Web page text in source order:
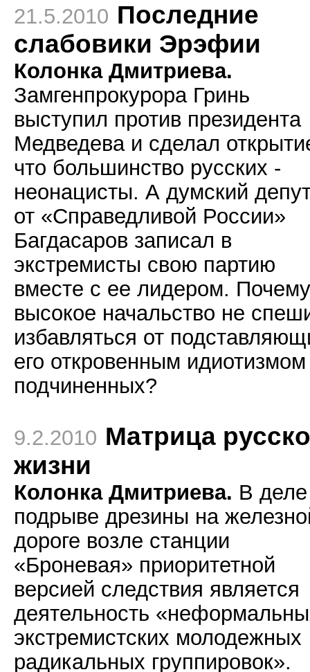
21.5.2010 Последние
слабовики Эрэфии
Колонка Дмитриева.
Замгенпрокурора Гринь
выступил против президента
Медведева и сделал
что большинство русских -
неонацисты. А думский
от «Справедливой России»
Багдасаров записал в
экстремисты свою партию
вместе с ее лидером. Почему
высокое начальство не
избавляться от
его откровенным идиотизмом
подчиненных?
9.2.2010 Матрица
жизни
Колонка Дмитриева. В
подрыве дрезины на
дороге возле станции
«Броневая» приоритетной
версией следствия является
деятельность
экстремистских молодежных
радикальных группировок».